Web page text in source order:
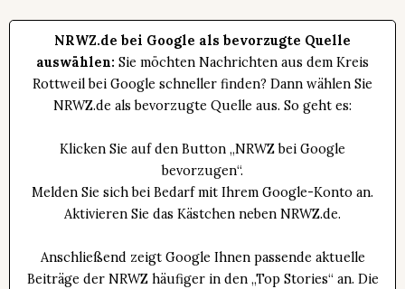
NRWZ.de bei Google als bevorzugte Quelle
auswählen: Sie möchten Nachrichten aus dem Kreis
Rottweil bei Google schneller finden? Dann wählen Sie
NRWZ.de als bevorzugte Quelle aus. So geht es:
Klicken Sie auf den Button „NRWZ bei Google
bevorzugen“.
Melden Sie sich bei Bedarf mit Ihrem Google-Konto an.
Aktivieren Sie das Kästchen neben NRWZ.de.
Anschließend zeigt Google Ihnen passende aktuelle
Beiträge der NRWZ häufiger in den „Top Stories“ an. Die